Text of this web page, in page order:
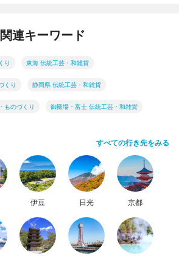
関連キーワード
り 東海 伝統工芸・和雑貨
くり 静岡県 伝統工芸・和雑貨
ものづくり 御殿場・富士 伝統工芸・和雑貨
すべての行き先をみる
伊豆 日光 京都